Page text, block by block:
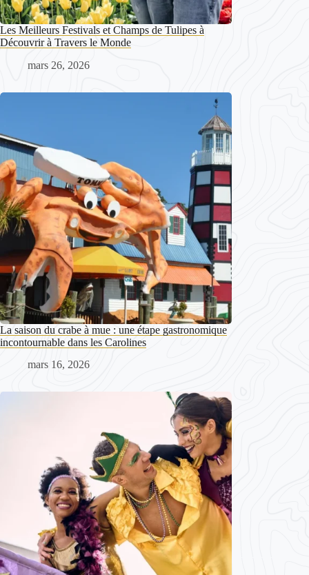
Les Meilleurs Festivals et Champs de Tulipes à
Découvrir à Travers le Monde
mars 26, 2026
La saison du crabe à mue : une étape gastronomique
incontournable dans les Carolines
mars 16, 2026